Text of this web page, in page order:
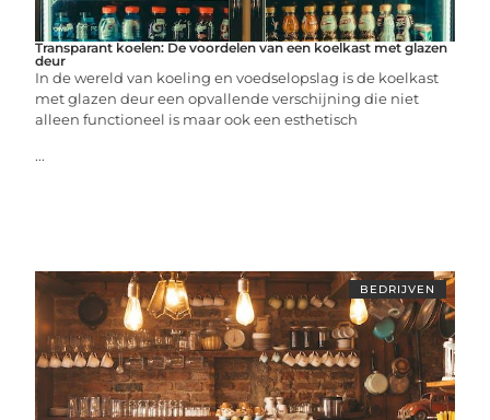
Transparant koelen: De voordelen van een koelkast met glazen
deur
In de wereld van koeling en voedselopslag is de koelkast
met glazen deur een opvallende verschijning die niet
alleen functioneel is maar ook een esthetisch
...
BEDRIJVEN